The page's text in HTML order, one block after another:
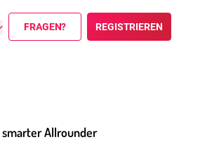
FRAGEN? REGISTRIEREN
smarter Allrounder